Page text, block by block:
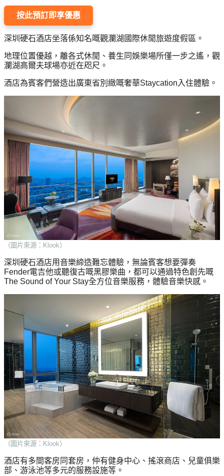
即
食
即
煮
系
聚
及
拍
拖
餐
廳
BBQ
場
新
奇
玩
樂
體
作
工
作
坊
戶
外
玩
樂
遊
艇
子
活
動
心
願
清
單
處
#
場
地
到
會
蛋
糕
#
行
山
#
郊
遊
#
野
餐
#
沙
營
#
水
上
活
動
#
散
水
#18
按此預訂即享優惠
深圳硬石酒店坐落係知名嘅觀瀾湖國際休閒旅遊度假區。
地理位置優越，離各式休閒、養生同娛樂場所僅一步之遙，觀
瀾湖高爾夫球場亦近在咫尺。
酒店為賓客們營造出廣東省別緻嘅奢華Staycation入住體驗。
（圖片來源：Klook）
深圳硬石酒店用音樂締造難忘體驗，無論賓客想要彈奏
Fender電吉他或聽復古嘅黑膠樂曲，都可以通過特色創先嘅
The Sound of Your Stay全方位音樂服務，體驗音樂快感。
（圖片來源：Klook）
酒店有多間客房同套房，仲有健身中心、搖滾商店、兒童俱樂
部、游泳池等多元的服務設施等。